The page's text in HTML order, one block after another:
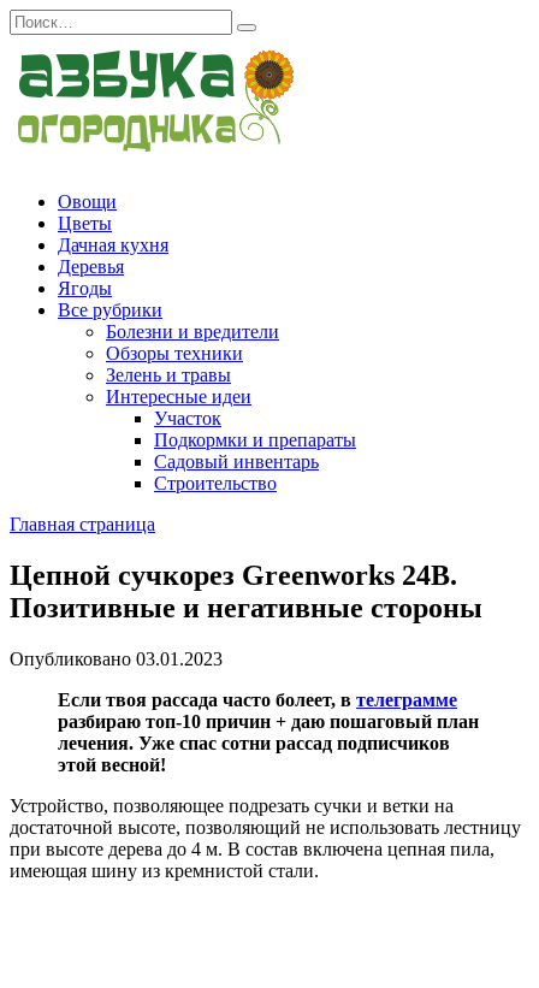
Перейти
к
содержанию
Search
for:
Овощи
Цветы
Дачная кухня
Деревья
Ягоды
Все рубрики
Болезни и вредители
Обзоры техники
Зелень и травы
Интересные идеи
Участок
Подкормки и препараты
Садовый инвентарь
Строительство
Главная страница
Цепной сучкорез Greenworks 24В.
Позитивные и негативные стороны
Опубликовано 03.01.2023
Если твоя рассада часто болеет, в телеграмме
разбираю топ-10 причин + даю пошаговый план
лечения. Уже спас сотни рассад подписчиков
этой весной!
Устройство, позволяющее подрезать сучки и ветки на
достаточной высоте, позволяющий не использовать лестницу
при высоте дерева до 4 м. В состав включена цепная пила,
имеющая шину из кремнистой стали.